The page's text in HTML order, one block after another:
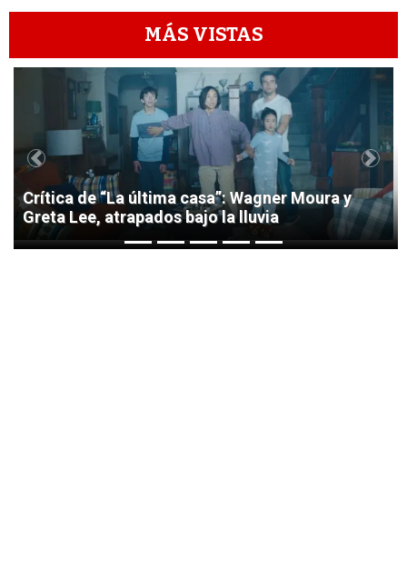
MÁS VISTAS
1
Crítica de “La última casa”: Wagner Moura y
Greta Lee, atrapados bajo la lluvia
Previous Next